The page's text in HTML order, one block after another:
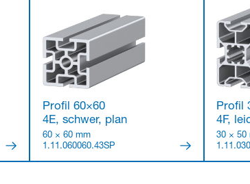
Profil 60×60
4E, schwer, plan
60 × 60 mm
1.11.060060.43SP
Profil
4F,
30 × 50